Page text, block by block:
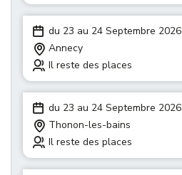
du 23 au 24 Septembre 2026
Annecy
Il reste des places
du 23 au 24 Septembre 2026
Thonon-les-bains
Il reste des places